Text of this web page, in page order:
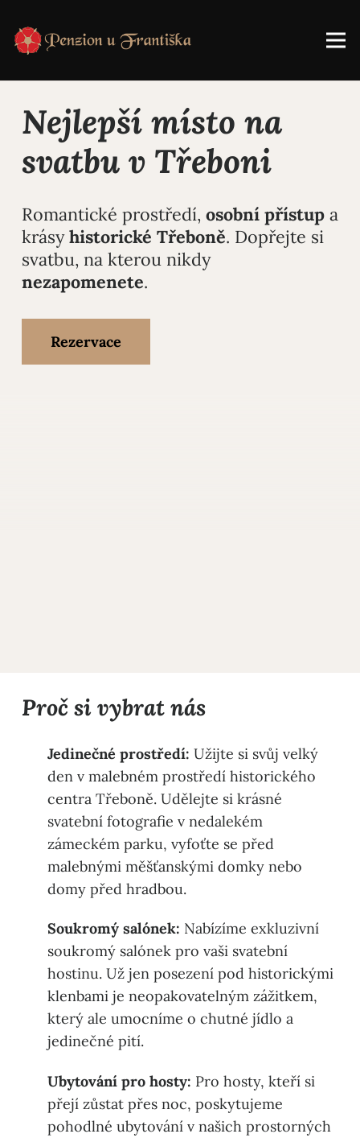
Nejlepší místo na
svatbu v Třeboni
Romantické prostředí, osobní přístup a
krásyhistorické Třeboně. Dopřejte si
svatbu, na kterou nikdy
nezapomenete.
Rezervace
Proč si vybrat nás
Jedinečné prostředí: Užijte si svůj velký
den v malebném prostředí historického
centra Třeboně. Udělejte si krásné
svatební fotografie v nedalekém
zámeckém parku, vyfoťte se před
malebnými měšťanskými domky nebo
domy před hradbou.
Soukromý salónek: Nabízíme exkluzivní
soukromý salónek pro vaši svatební
hostinu. Už jen posezení pod historickými
klenbami je neopakovatelným zážitkem,
který ale umocníme o chutné jídlo a
jedinečné pití.
Ubytování pro hosty: Pro hosty, kteří si
přejí zůstat přes noc, poskytujeme
pohodlné ubytování v našich prostorných